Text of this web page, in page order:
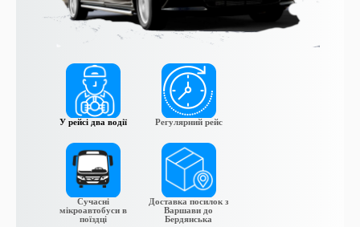
У рейсі два водії Регулярний рейс
Сучасні
мікроавтобуси в
поїздці
Доставка посилок з
Варшави до
Бердянська